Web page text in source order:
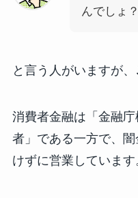
んでしょ？
と言う人がいますが、
消費者金融は「金融
者」である一方で、
けずに営業しています